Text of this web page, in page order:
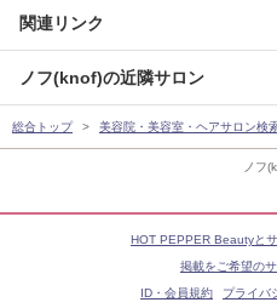
ノフ
関連リンク
ノフ(knof)の近隣サロン
総合トップ 美容院・美容室・ヘアサロン検
HOT PEPPER Beautyと
掲載をご希望の
ID・会員規約
プライバ